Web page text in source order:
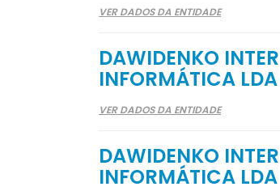
VER DADOS DA ENTIDADE
DAWIDENKO
INFORMÁTICA LDA
VER DADOS DA ENTIDADE
DAWIDENKO
INFORMÁTICA LDA